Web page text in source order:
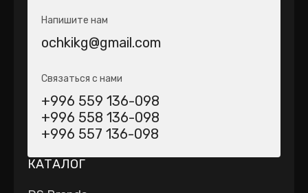
Напишите нам
ochkikg@gmail.com
Связаться с нами
+996 559 136-098
+996 558 136-098
+996 557 136-098
КАТАЛОГ